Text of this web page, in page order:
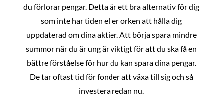
du förlorar pengar. Detta är ett bra alternativ för dig
som inte har tiden eller orken att hålla dig
uppdaterad om dina aktier. Att börja spara mindre
summor när du är ung är viktigt för att du ska få en
bättre förståelse för hur du kan spara dina pengar.
De tar oftast tid för fonder att växa till sig och så
investera redan nu.